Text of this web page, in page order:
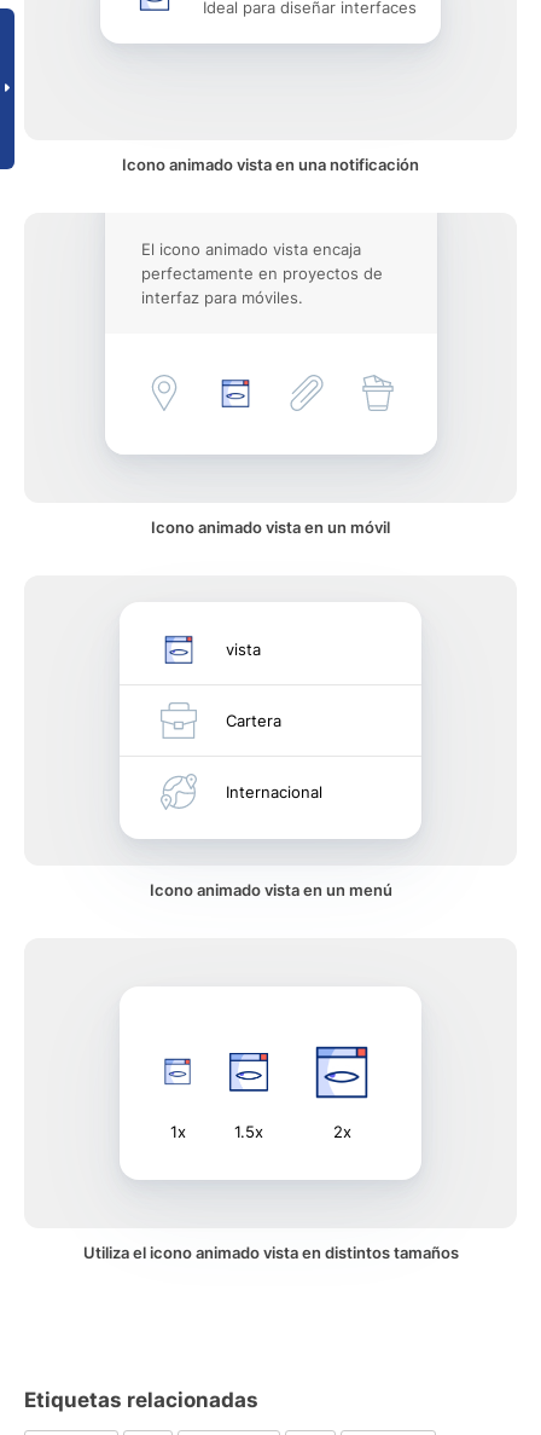
Ideal para diseñar interfaces
Icono animado vista en una notificación
El icono animado vista encaja
perfectamente en proyectos de
interfaz para móviles.
Icono animado vista en un móvil
vista
Cartera
Internacional
Icono animado vista en un menú
1x 1.5x 2x
Utiliza el icono animado vista en distintos tamaños
Etiquetas relacionadas